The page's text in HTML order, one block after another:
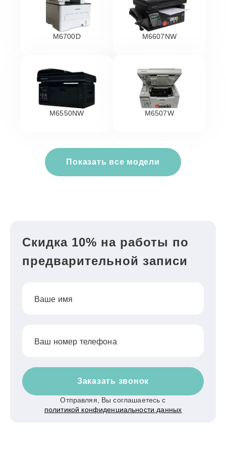
M6700D M6607NW
M6550NW M6507W
Показать все модели
Скидка 10% на работы по
предварительной записи
Ваше имя
Ваш номер телефона
Заказать звонок
Отправляя, Вы соглашаетесь с
политикой конфиденциальности данных